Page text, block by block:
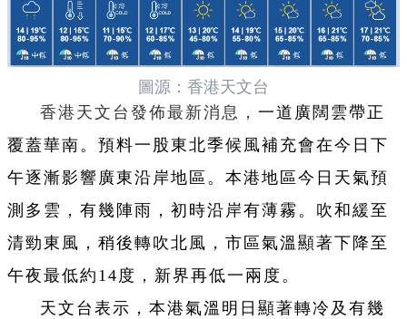
圖源：香港天文台
香港天文台發佈最新消息， 一道廣闊雲帶正
覆蓋華南。預料一股東北季候風補充會在今日下
午逐漸影響廣東沿岸地區。本港地區今日天氣預
測多雲，有幾陣雨，初時沿岸有薄霧。吹和緩至
清勁東風，稍後轉吹北風，市區氣溫顯著下降至
午夜最低約14度，新界再低一兩度。
天文台表示，本港氣溫明日顯著轉冷及有幾